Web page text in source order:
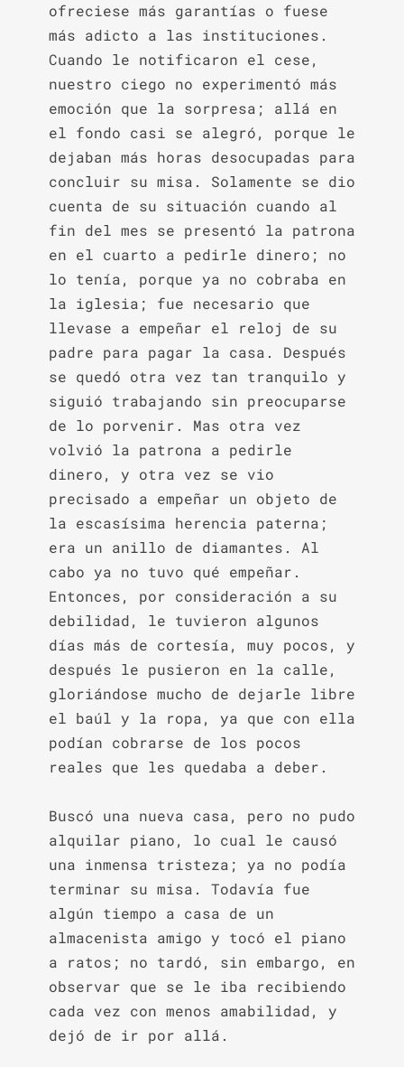
ofreciese más garantías o fuese
más adicto a las instituciones.
Cuando le notificaron el cese,
nuestro ciego no experimentó más
emoción que la sorpresa; allá en
el fondo casi se alegró, porque le
dejaban más horas desocupadas para
concluir su misa. Solamente se dio
cuenta de su situación cuando al
fin del mes se presentó la patrona
en el cuarto a pedirle dinero; no
lo tenía, porque ya no cobraba en
la iglesia; fue necesario que
llevase a empeñar el reloj de su
padre para pagar la casa. Después
se quedó otra vez tan tranquilo y
siguió trabajando sin preocuparse
de lo porvenir. Mas otra vez
volvió la patrona a pedirle
dinero, y otra vez se vio
precisado a empeñar un objeto de
la escasísima herencia paterna;
era un anillo de diamantes. Al
cabo ya no tuvo qué empeñar.
Entonces, por consideración a su
debilidad, le tuvieron algunos
días más de cortesía, muy pocos, y
después le pusieron en la calle,
gloriándose mucho de dejarle libre
el baúl y la ropa, ya que con ella
podían cobrarse de los pocos
reales que les quedaba a deber.
Buscó una nueva casa, pero no pudo
alquilar piano, lo cual le causó
una inmensa tristeza; ya no podía
terminar su misa. Todavía fue
algún tiempo a casa de un
almacenista amigo y tocó el piano
a ratos; no tardó, sin embargo, en
observar que se le iba recibiendo
cada vez con menos amabilidad, y
dejó de ir por allá.